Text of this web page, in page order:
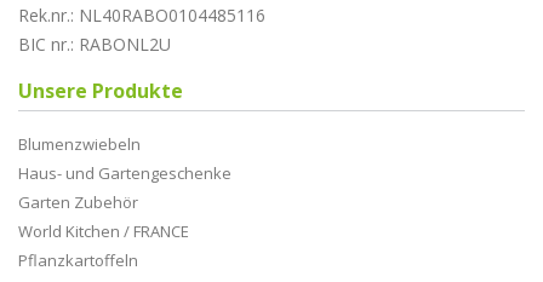
Rek.nr.: NL40RABO0104485116
BIC nr.: RABONL2U
Unsere Produkte
Blumenzwiebeln
Haus- und Gartengeschenke
Garten Zubehör
World Kitchen / FRANCE
Pflanzkartoffeln